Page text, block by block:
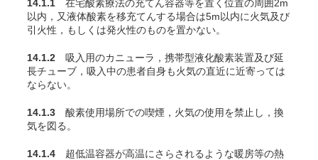
14.1.1 在宅酸素療法の充てん容器等を置く位置の周囲2m
以内，又液体酸素を移充てんする場合は5m以内に火気及び
引火性，もしくは発火性のものを置かない。
14.1.2 吸入用のカニューラ，携帯型液化酸素装置及び延
長チューブ，吸入中の患者自身も火気の直近に近寄っては
ならない。
14.1.3 酸素使用場所での喫煙，火気の使用を禁止し，換
気を図る。
14.1.4 超低温容器が高温にさらされるような暖房等の熱